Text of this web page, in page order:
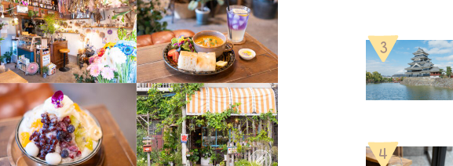
3
4